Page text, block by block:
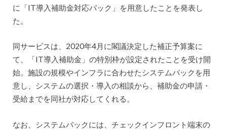
に「IT導入補助金対応パック」を用意したことを発表し
た。
同サービスは、2020年4月に閣議決定した補正予算案に
て、「IT導入補助金」の特別枠が設定されたことを受け開
始。施設の規模やインフラに合わせたシステムパックを用
意し、システムの選択・導入の相談から、補助金の申請・
受給までを同社が対応してくれる。
なお、システムパックには、チェックインフロント端末の